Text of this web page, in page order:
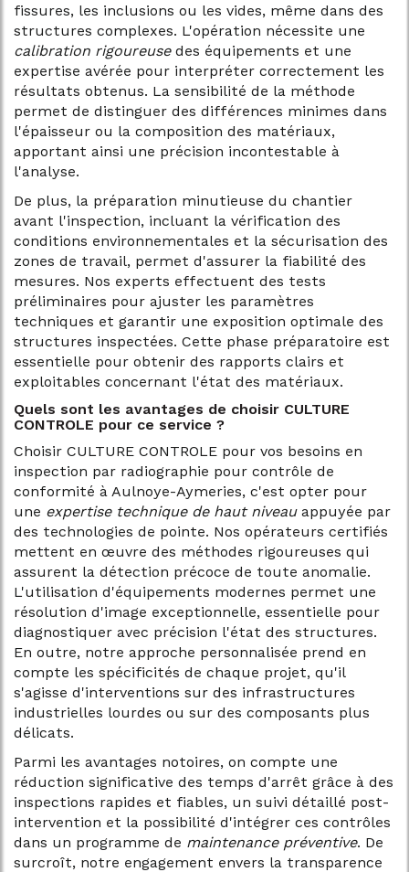
fissures, les inclusions ou les vides, même dans des
structures complexes. L'opération nécessite une
calibration rigoureusedes équipements et une
expertise avérée pour interpréter correctement les
résultats obtenus. La sensibilité de la méthode
permet de distinguer des différences minimes dans
l'épaisseur ou la composition des matériaux,
apportant ainsi une précision incontestable à
l'analyse.
De plus, la préparation minutieuse du chantier
avant l'inspection, incluant la vérification des
conditions environnementales et la sécurisation des
zones de travail, permet d'assurer la fiabilité des
mesures. Nos experts effectuent des tests
préliminaires pour ajuster les paramètres
techniques et garantir une exposition optimale des
structures inspectées. Cette phase préparatoire est
essentielle pour obtenir des rapports clairs et
exploitables concernant l'état des matériaux.
Quels sont les avantages de choisir CULTURE
CONTROLE pour ce service ?
Choisir CULTURE CONTROLE pour vos besoins en
inspection par radiographie pour contrôle de
conformité à Aulnoye-Aymeries, c'est opter pour
une expertise technique de haut niveauappuyée par
des technologies de pointe. Nos opérateurs certifiés
mettent en œuvre des méthodes rigoureuses qui
assurent la détection précoce de toute anomalie.
L'utilisation d'équipements modernes permet une
résolution d'image exceptionnelle, essentielle pour
diagnostiquer avec précision l'état des structures.
En outre, notre approche personnalisée prend en
compte les spécificités de chaque projet, qu'il
s'agisse d'interventions sur des infrastructures
industrielles lourdes ou sur des composants plus
délicats.
Parmi les avantages notoires, on compte une
réduction significative des temps d'arrêt grâce à des
inspections rapides et fiables, un suivi détaillé post-
intervention et la possibilité d'intégrer ces contrôles
dans un programme de maintenance préventive. De
surcroît, notre engagement envers la transparence